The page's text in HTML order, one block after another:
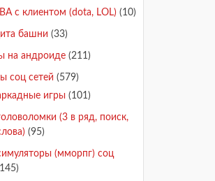
с клиентом (dota, LOL) (10)
башни (33)
на андроиде(211)
соц сетей (579)
игры(101)
(3 в ряд, поиск,
(95)
(мморпг) соц